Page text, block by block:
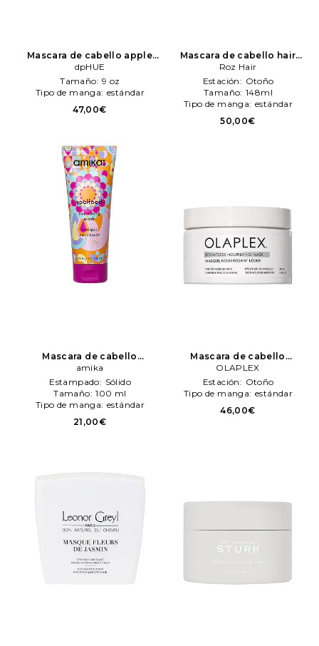
Mascara de cabello apple
cider venegar en color
belleza: N/A dpHUE
dpHUE
Tamaño: 9 oz
Tipo de manga: estándar
47,00€
Mascara de cabello hair
foundation en color belleza:
N/A Roz Hair
Roz Hair
Estación: Otoño
Tamaño: 148ml
Tipo de manga: estándar
50,00€
Mascara de cabello
soulfood nourisheng mask
en color belleza: N/A amika
amika
Estampado: Sólido
Tamaño: 100 ml
Tipo de manga: estándar
21,00€
Mascara de cabello
weightless nourisheng mask
en color belleza: N/A
OLAPLEX
OLAPLEX
Estación: Otoño
Tipo de manga: estándar
46,00€